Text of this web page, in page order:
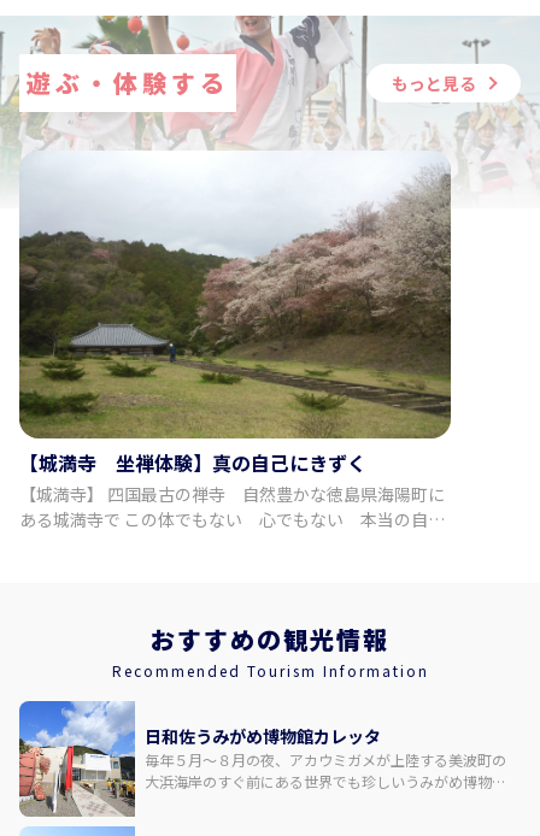
aiTripper：aitripper@air-travel.jp
遊ぶ・体験する もっと見る
【城満寺 坐禅体験】真の自己にきずく
【城満寺】 四国最古の禅寺 自然豊かな徳島県海陽町に
ある城満寺で この体でもない 心でもない 本当の自分
3,500円 子供（6歳～12歳）：2,500円 幼児（4歳～5
歳）：1,000円 ◇時間・期間 所要時間： 2時間 ◇場所情
報 城満寺 徳島県海部郡海陽町吉田西沢51 【事業者情
報】 一般社団法人KANNON ◇住所 徳島県海部郡海陽町
吉田西沢51 ◇アクセス 車：徳島駅から約2時間 汽車・タ
クシー：阿波海南駅からタクシーで10分 バス・徒歩：大
比バス亭から約10分徒歩 ◇駐車場 あり ◇SNS インスタ
グラム：https://www.instagram.com/zen1291.kaifu?
おすすめの観光情報
Recommended Tourism Information
日和佐うみがめ博物館カレッタ
毎年５月～８月の夜、アカウミガメが上陸する美波町の
大浜海岸のすぐ前にある世界でも珍しいうみがめ博物